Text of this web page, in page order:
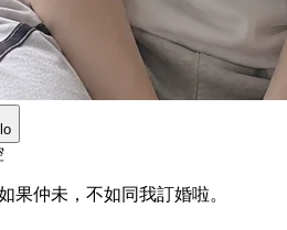
果仲未，不如同我訂婚啦。